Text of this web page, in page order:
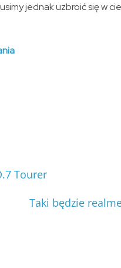
jednak uzbroić się w
Tourer
Taki będzie